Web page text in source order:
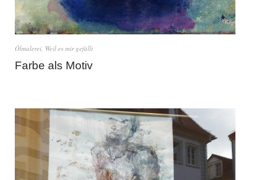
Ölmalerei, Weil es mir gefällt
Farbe als Motiv